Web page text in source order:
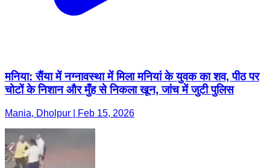
मनिया: सैंया में नग्नावस्था में मिला मनियां के युवक का शव, पीठ पर
चोटों के निशान और मुँह से निकला खून, जांच में जुटी पुलिस
Mania, Dholpur | Feb 15, 2026